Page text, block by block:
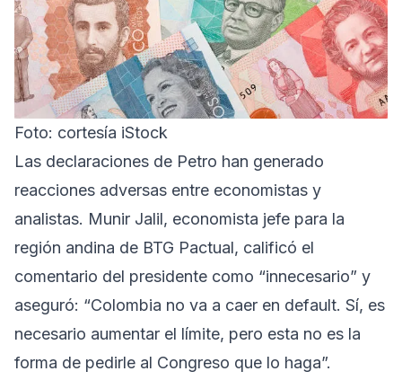
Foto: cortesía iStock
Las declaraciones de Petro han generado
reacciones adversas entre economistas y
analistas. Munir Jalil, economista jefe para la
región andina de BTG Pactual, calificó el
comentario del presidente como “innecesario” y
aseguró: “Colombia no va a caer en default. Sí, es
necesario aumentar el límite, pero esta no es la
forma de pedirle al Congreso que lo haga”.